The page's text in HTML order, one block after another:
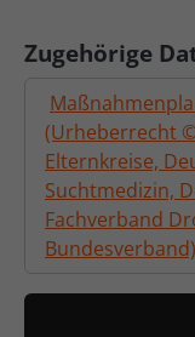
Zugehörige
(Urheberrecht
Elternkreise,
Suchtmedizin,
Fachverband
Bundesverband)
Show larger version